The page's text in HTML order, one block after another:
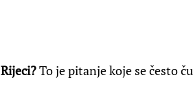
To je pitanje koje se često